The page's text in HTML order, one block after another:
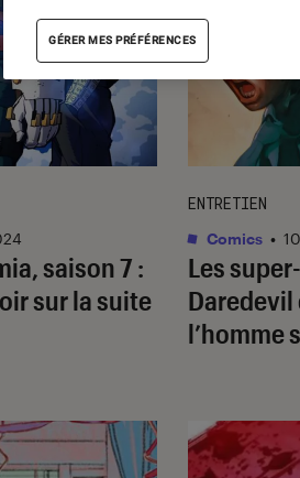
, saison 7 :
sur la suite
Les
l’homme
ENTRETIEN
Comics •
GÉRER MES PRÉFÉRENCES